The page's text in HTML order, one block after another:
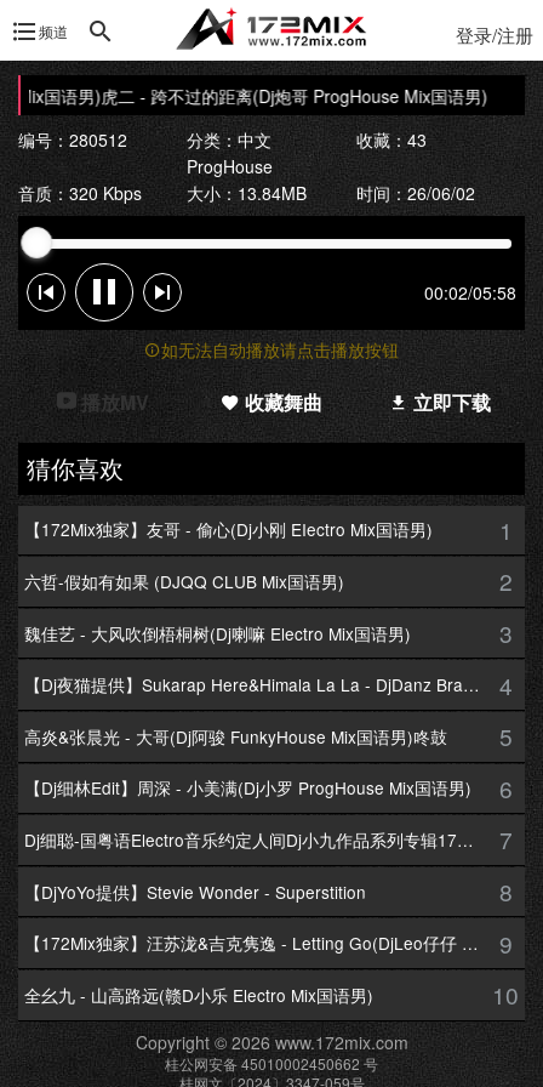
频道 登录/注册
Mix国语男)虎二 - 跨不过的距离(Dj炮哥 ProgHouse Mix国语男)
编号：280512
分类：中文
ProgHouse
收藏：43
音质：320 Kbps 大小：13.84MB 时间：26/06/02
00:02/05:58
如无法自动播放请点击播放按钮
播放MV 收藏舞曲 立即下载
猜你喜欢
【172Mix独家】友哥 - 偷心(Dj小刚 EIectro Mix国语男) 1
六哲-假如有如果 (DJQQ CLUB Mix国语男) 2
魏佳艺 - 大风吹倒梧桐树(Dj喇嘛 Electro Mix国语男) 3
【Dj夜猫提供】Sukarap Here&Himala La La - DjDanz Braekbeat Mix 4
高炎&张晨光 - 大哥(Dj阿骏 FunkyHouse Mix国语男)咚鼓 5
【Dj细林Edit】周深 - 小美满(Dj小罗 ProgHouse Mix国语男) 6
Dj细聪-国粤语Electro音乐约定人间Dj小九作品系列专辑172Mix串烧 7
【DjYoYo提供】Stevie Wonder - Superstition 8
【172Mix独家】汪苏泷&吉克隽逸 - Letting Go(DjLeo仔仔 Electro Mix国语合唱) 9
全幺九 - 山高路远(赣D小乐 Electro Mix国语男) 10
Copyright © 2026 www.172mix.com
桂公网安备 45010002450662 号
桂网文〔2024〕3347-059号